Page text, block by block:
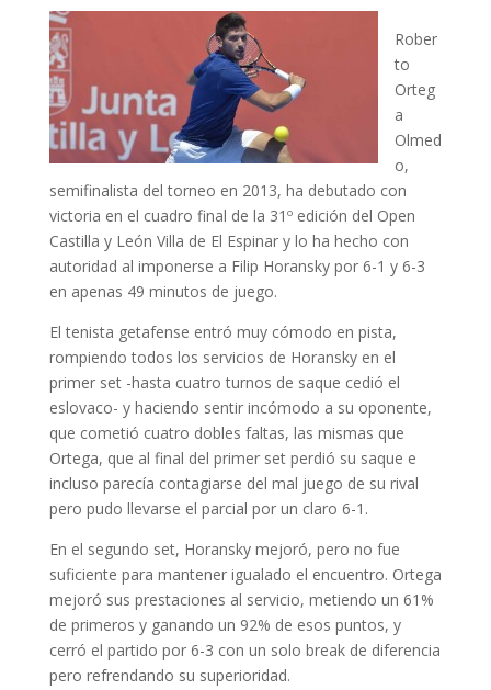
Rober
to
Orteg
a
Olmed
o,
semifinalista del torneo en 2013, ha debutado con
victoria en el cuadro final de la 31º edición del Open
Castilla y León Villa de El Espinar y lo ha hecho con
autoridad al imponerse a Filip Horansky por 6-1 y 6-3
en apenas 49 minutos de juego.
El tenista getafense entró muy cómodo en pista,
rompiendo todos los servicios de Horansky en el
primer set -hasta cuatro turnos de saque cedió el
eslovaco- y haciendo sentir incómodo a su oponente,
que cometió cuatro dobles faltas, las mismas que
Ortega, que al final del primer set perdió su saque e
incluso parecía contagiarse del mal juego de su rival
pero pudo llevarse el parcial por un claro 6-1.
En el segundo set, Horansky mejoró, pero no fue
suficiente para mantener igualado el encuentro. Ortega
mejoró sus prestaciones al servicio, metiendo un 61%
de primeros y ganando un 92% de esos puntos, y
cerró el partido por 6-3 con un solo break de diferencia
pero refrendando su superioridad.